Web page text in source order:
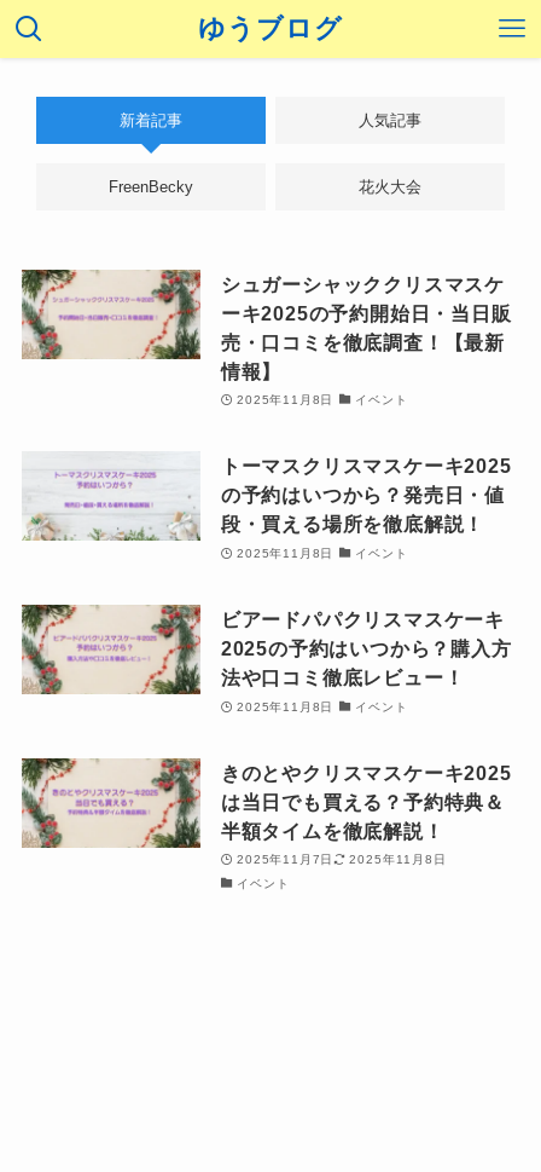
ゆうブログ
新着記事 人気記事
FreenBecky 花火大会
シュガーシャッククリスマスケ
ーキ2025の予約開始日・当日販
売・口コミを徹底調査！【最新
情報】
2025年11月8日 イベント
トーマスクリスマスケーキ2025
の予約はいつから？発売日・値
段・買える場所を徹底解説！
2025年11月8日 イベント
ビアードパパクリスマスケーキ
2025の予約はいつから？購入方
法や口コミ徹底レビュー！
2025年11月8日 イベント
きのとやクリスマスケーキ2025
は当日でも買える？予約特典＆
半額タイムを徹底解説！
2025年11月7日
2025年11月8日
イベント